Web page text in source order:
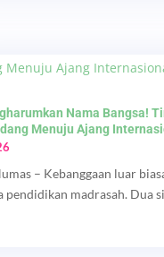
Nama Bangsa!
Menuju Ajang
– Kebanggaan luar
pendidikan madrasah. Dua